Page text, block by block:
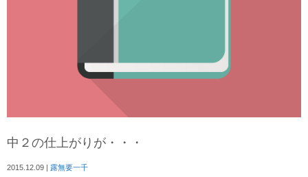
中２の仕上がりが・・・
2015.12.09 | 露無要一千